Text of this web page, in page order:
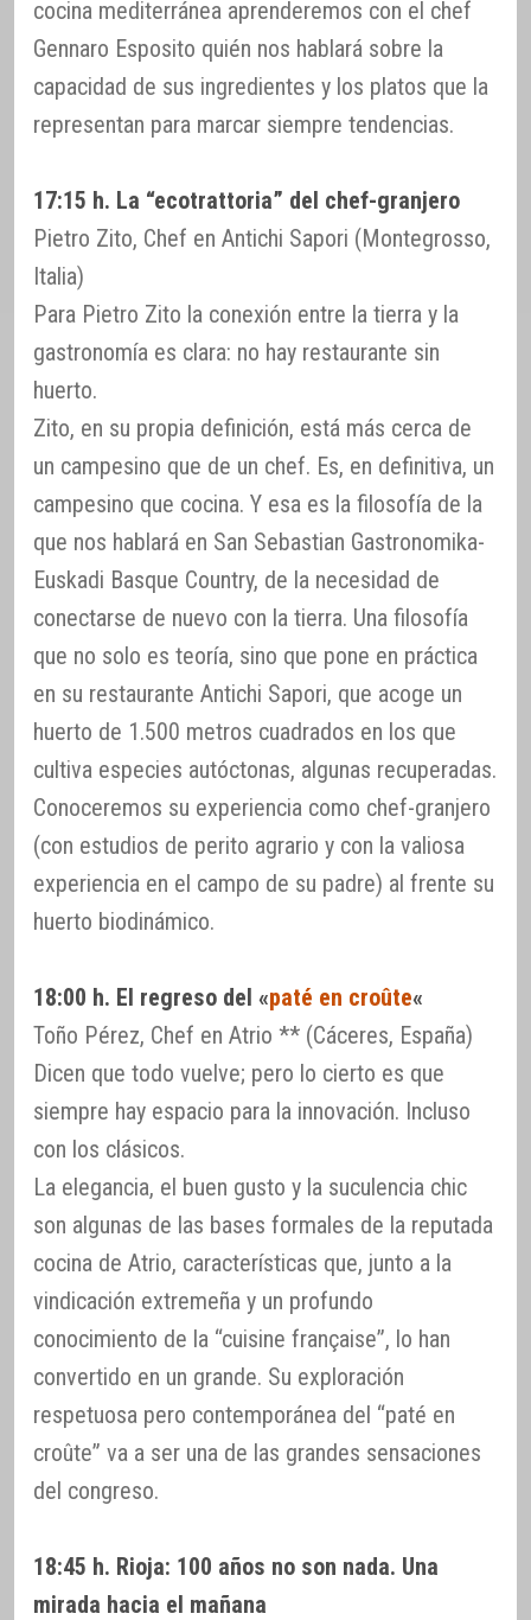
cocina mediterránea aprenderemos con el chef
Gennaro Esposito quién nos hablará sobre la
capacidad de sus ingredientes y los platos que la
representan para marcar siempre tendencias.
17:15 h. La “ecotrattoria” del chef-granjero
Pietro Zito, Chef en Antichi Sapori (Montegrosso,
Italia)
Para Pietro Zito la conexión entre la tierra y la
gastronomía es clara: no hay restaurante sin
huerto.
Zito, en su propia definición, está más cerca de
un campesino que de un chef. Es, en definitiva, un
campesino que cocina. Y esa es la filosofía de la
que nos hablará en San Sebastian Gastronomika-
Euskadi Basque Country, de la necesidad de
conectarse de nuevo con la tierra. Una filosofía
que no solo es teoría, sino que pone en práctica
en su restaurante Antichi Sapori, que acoge un
huerto de 1.500 metros cuadrados en los que
cultiva especies autóctonas, algunas recuperadas.
Conoceremos su experiencia como chef-granjero
(con estudios de perito agrario y con la valiosa
experiencia en el campo de su padre) al frente su
huerto biodinámico.
18:00 h. El regreso del «paté en croûte«
Toño Pérez, Chef en Atrio ** (Cáceres, España)
Dicen que todo vuelve; pero lo cierto es que
siempre hay espacio para la innovación. Incluso
con los clásicos.
La elegancia, el buen gusto y la suculencia chic
son algunas de las bases formales de la reputada
cocina de Atrio, características que, junto a la
vindicación extremeña y un profundo
conocimiento de la “cuisine française”, lo han
convertido en un grande. Su exploración
respetuosa pero contemporánea del “paté en
croûte” va a ser una de las grandes sensaciones
del congreso.
18:45 h. Rioja: 100 años no son nada. Una
mirada hacia el mañana